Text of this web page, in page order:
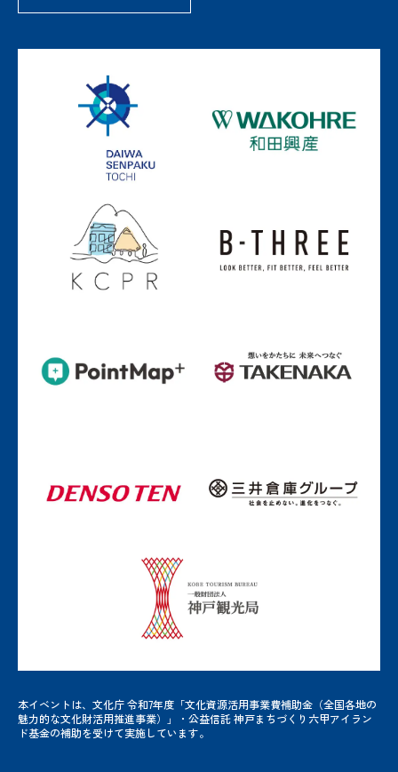
本イベントは、文化庁 令和7年度「文化資源活用事業費補助金（全国各地の
魅力的な文化財活用推進事業）」・公益信託 神戸まちづくり六甲アイラン
ド基金の補助を受けて実施しています。